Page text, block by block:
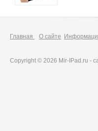
Главная О сайте
Copyright © 2026 Mir-IPad.ru -